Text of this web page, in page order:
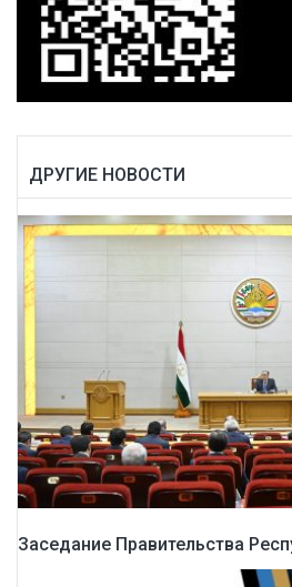
ДРУГИЕ НОВОСТИ
Заседание Правительства